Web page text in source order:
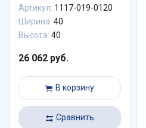
Артикул: 1117-019-0120
Ширина: 40
Высота: 40
26 062 руб.
В корзину
Сравнить